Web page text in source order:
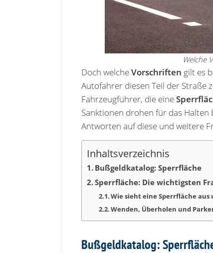
Welche
Doch welcheVorschriften gilt es
Autofahrer diesen Teil der Straße
Fahrzeugführer, die eine
Sanktionen drohen für das Halten
Antworten auf diese und weitere
Inhaltsverzeichnis
Bußgeldkatalog: Sperrfläche
Sperrfläche: Die wichtigsten
Wie sieht eine Sperrfläche
Wenden, Überholen und
Bußgeldkatalog: